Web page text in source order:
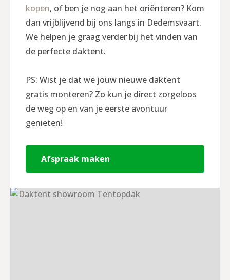
kopen, of ben je nog aan het oriënteren? Kom
dan vrijblijvend bij ons langs in Dedemsvaart.
We helpen je graag verder bij het vinden van
de perfecte daktent.
PS: Wist je dat we jouw nieuwe daktent
gratis monteren? Zo kun je direct zorgeloos
de weg op en van je eerste avontuur
genieten!
Afspraak maken